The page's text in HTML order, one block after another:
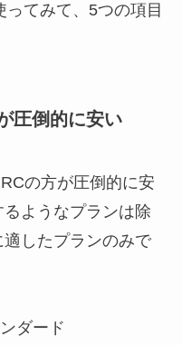
てみて、5つの項目
圧倒的に安い
の方が圧倒的に安
ようなプランは除
したプランのみで
ダード